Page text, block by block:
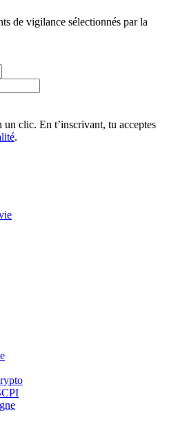
de vigilance sélectionnés par la
un clic. En t’inscrivant, tu acceptes
.